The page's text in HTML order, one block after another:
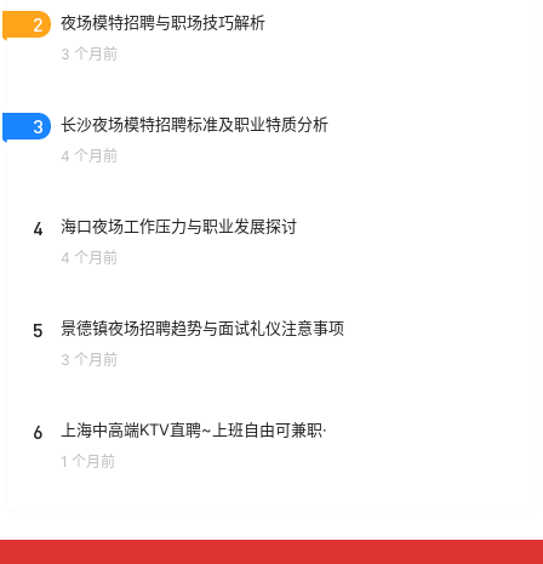
2 夜场模特招聘与职场技巧解析
3 个月前
3 长沙夜场模特招聘标准及职业特质分析
4 个月前
4 海口夜场工作压力与职业发展探讨
4 个月前
5 景德镇夜场招聘趋势与面试礼仪注意事项
3 个月前
6 上海中高端KTV直聘~上班自由可兼职·
1 个月前